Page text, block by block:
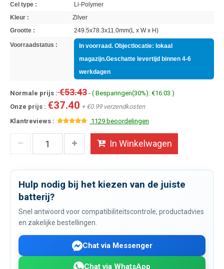
Cel type :
Li-Polymer
Kleur :
Zilver
Grootte :
249.5x78.3x11.0mm(L x W x H)
Voorraadstatus :
In voorraad. Objectlocatie: lokaal
magazijn.Geschatte levertijd binnen 4-6
werkdagen
Normale prijs :€53.43 - ( Besparingen(30%): €16.03 )
Onze prijs : €37.40 + €0.99 verzendkosten
Klantreviews :
1129 beoordelingen
In Winkelwagen
Hulp nodig bij het kiezen van de juiste
batterij?
Snel antwoord voor compatibiliteitscontrole, productadvies
en zakelijke bestellingen.
Chat via Messenger
Chat via WhatsApp